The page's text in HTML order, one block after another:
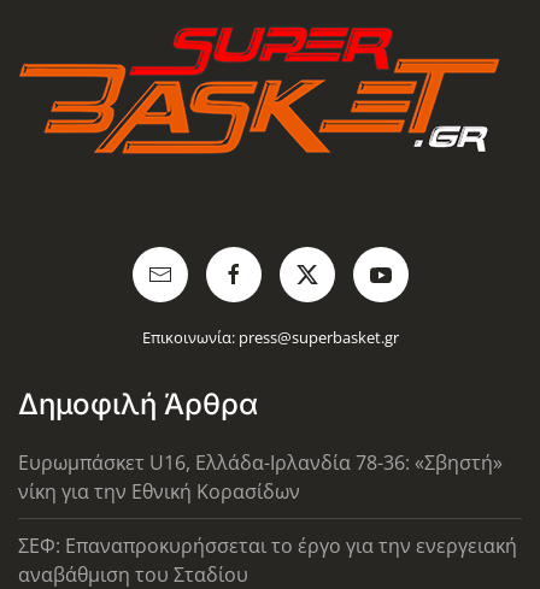
Επικοινωνία: press@superbasket.gr
Δημοφιλή Άρθρα
Ευρωμπάσκετ U16, Ελλάδα-Ιρλανδία 78-36: «Σβηστή»
νίκη για την Εθνική Κορασίδων
ΣΕΦ: Επαναπροκυρήσσεται το έργο για την ενεργειακή
αναβάθμιση του Σταδίου